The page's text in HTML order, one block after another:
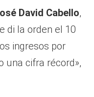
David Cabello,
di la orden el 10
ingresos por
una cifra récord»,